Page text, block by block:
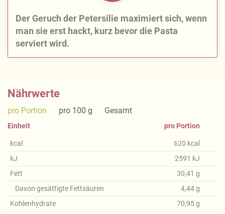
Der Geruch der Petersilie maximiert sich, wenn
man sie erst hackt, kurz bevor die Pasta
serviert wird.
Nährwerte
pro Portion pro 100 g Gesamt
Einheit
kcal
kJ
Fett
Davon gesättigte Fettsäuren
Kohlenhydrate
pro Portion
620 kcal
2591 kJ
30,41 g
4,44g
70,95g